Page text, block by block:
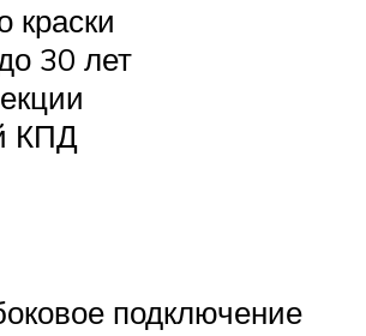
краски
30 лет
КПД
подключение